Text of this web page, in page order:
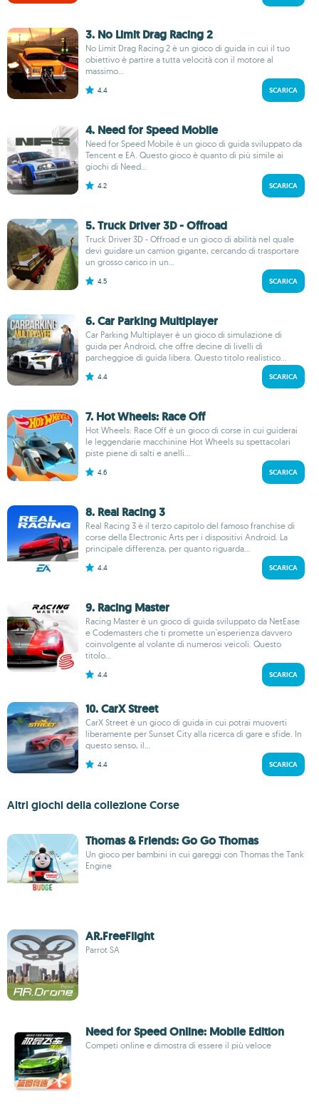
3. No Limit Drag Racing 2
No Limit Drag Racing 2 è un gioco di guida in cui il tuo
obiettivo è partire a tutta velocità con il motore al
massimo...
4.4 SCARICA
4. Need for Speed Mobile
Need for Speed Mobile è un gioco di guida sviluppato da
Tencent e EA. Questo gioco è quanto di più simile ai
giochi di Need...
4.2 SCARICA
5. Truck Driver 3D - Offroad
Truck Driver 3D - Offroad e un gioco di abilità nel quale
devi guidare un camion gigante, cercando di trasportare
un grosso carico in un...
4.5 SCARICA
6. Car Parking Multiplayer
Car Parking Multiplayer è un gioco di simulazione di
guida per Android, che offre decine di livelli di
parcheggioe di guida libera. Questo titolo realistico...
4.4 SCARICA
7. Hot Wheels: Race Off
Hot Wheels: Race Off è un gioco di corse in cui guiderai
le leggendarie macchinine Hot Wheels su spettacolari
piste piene di salti e anelli...
4.6 SCARICA
8. Real Racing 3
Real Racing 3 è il terzo capitolo del famoso franchise di
corse della Electronic Arts per i dispositivi Android. La
principale differenza, per quanto riguarda...
4.4 SCARICA
9. Racing Master
Racing Master è un gioco di guida sviluppato da NetEase
e Codemasters che ti promette un'esperienza davvero
coinvolgente al volante di numerosi veicoli. Questo
titolo...
4.4 SCARICA
10. CarX Street
CarX Street è un gioco di guida in cui potrai muoverti
liberamente per Sunset City alla ricerca di gare e sfide. In
questo senso, il...
4.4 SCARICA
Altri giochi della collezione Corse
Thomas & Friends: Go Go Thomas
Un gioco per bambini in cui gareggi con Thomas the Tank
Engine
AR.FreeFlight
Parrot SA
Need for Speed ​​Online: Mobile Edition
Competi online e dimostra di essere il più veloce